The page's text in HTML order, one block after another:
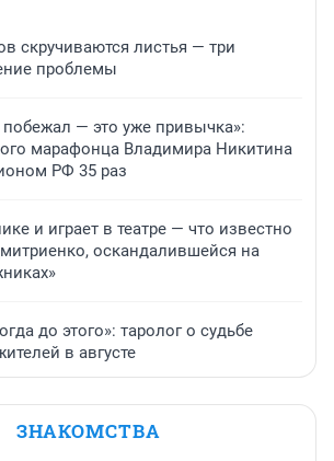
скручиваются листья — три
проблемы
побежал — это уже привычка»:
марафонца Владимира Никитина
РФ 35 раз
и играет в театре — что известно
оскандалившейся на
до этого»: таролог о судьбе
в августе
ЗНАКОМСТВА